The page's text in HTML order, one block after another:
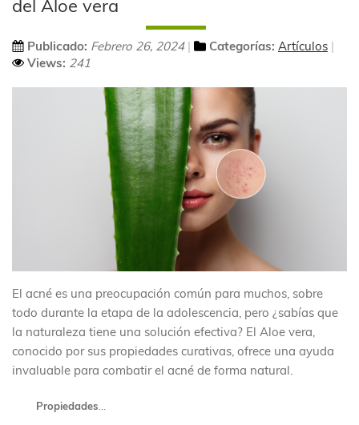
del Aloe vera
Publicado: Febrero 26, 2024 Categorías: Artículos
Views: 241
El acné es una preocupación común para muchos, sobre
todo durante la etapa de la adolescencia, pero ¿sabías que
la naturaleza tiene una solución efectiva? El Aloe vera,
conocido por sus propiedades curativas, ofrece una ayuda
invaluable para combatir el acné de forma natural.
Propiedades...